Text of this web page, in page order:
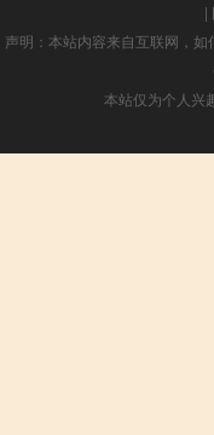
|
声明：本站内容来自互联网，
本站仅为个人兴